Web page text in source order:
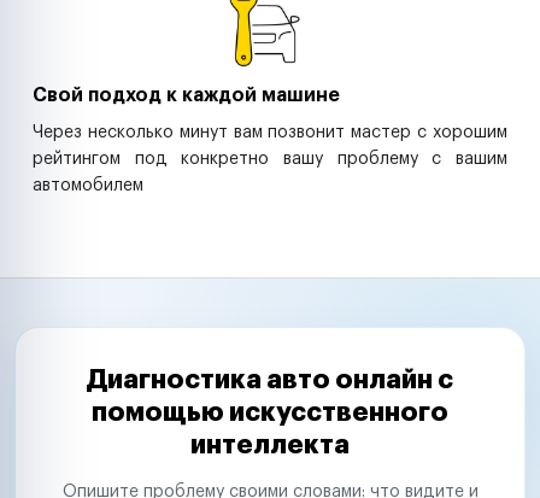
Свой подход к каждой машине
Через несколько минут вам позвонит мастер с хорошим
рейтингом под конкретно вашу проблему с вашим
автомобилем
Диагностика авто онлайн с
помощью искусственного
интеллекта
Опишите проблему своими словами: что видите и